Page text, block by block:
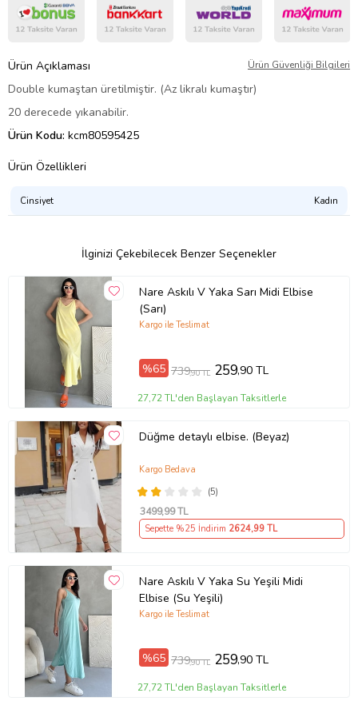
Ürün Açıklaması Ürün Güvenliği Bilgileri
Double kumaştan üretilmiştir. (Az likralı kumaştır)
20 derecede yıkanabilir.
Ürün Kodu: kcm80595425
Ürün Özellikleri
Cinsiyet Kadın
İlginizi Çekebilecek Benzer Seçenekler
Nare Askılı V Yaka Sarı Midi Elbise
(Sarı)
Kargo ile Teslimat
%65 739,90 TL 259,90 TL
27,72 TL'den Başlayan Taksitlerle
Düğme detaylı elbise. (Beyaz)
(5)
Kargo Bedava
3499,99 TL
Sepette %25 İndirim 2624,99 TL
Nare Askılı V Yaka Su Yeşili Midi
Elbise (Su Yeşili)
Kargo ile Teslimat
%65 739,90 TL 259,90 TL
27,72 TL'den Başlayan Taksitlerle